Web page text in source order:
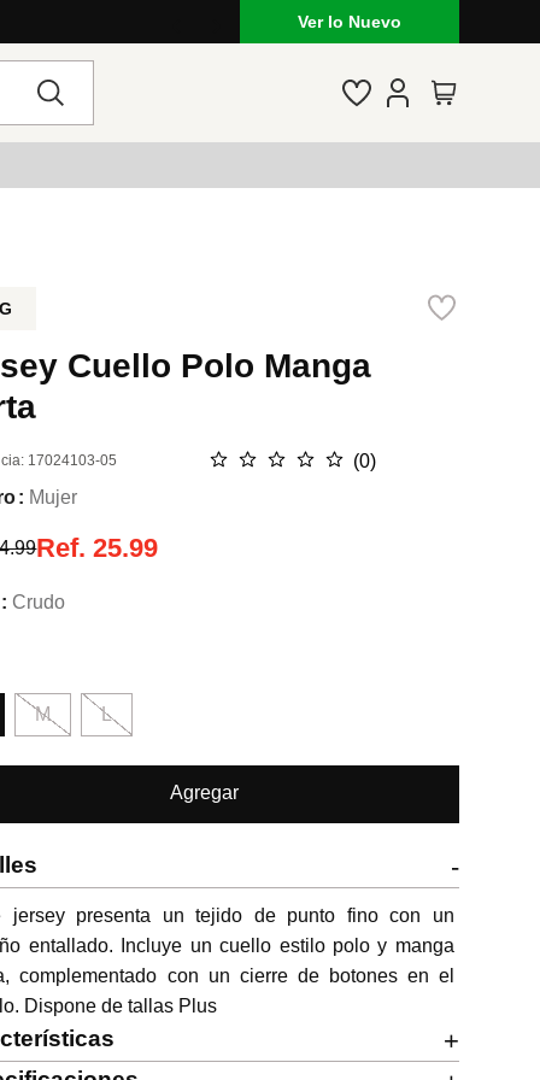
Ver lo Nuevo
Cuello Polo Manga
: 17024103-05 ☆ ☆ ☆ ☆ ☆ (0)
Mujer
Ref.25.99
Crudo
L
M
Agregar
-
jersey presenta un tejido de punto fino con un
entallado. Incluye un cuello estilo polo y manga
complementado con un cierre de botones en el
Dispone de tallas Plus
+